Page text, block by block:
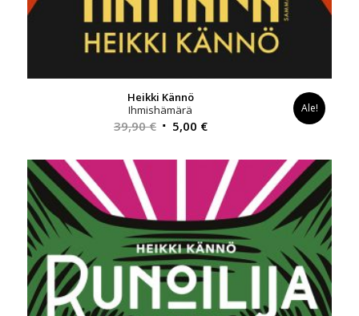
Heikki Kännö
Ihmishämärä
39,90€ Alkuperäinen
oli:
5,00 €Nykyinen
on:
5,00 €.
Ale!